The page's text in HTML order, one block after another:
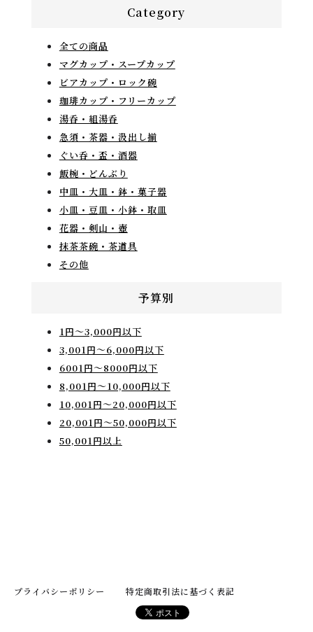
Category
全ての商品
マグカップ・スープカップ
ビアカップ・ロック碗
珈琲カップ・フリーカップ
湯呑・組湯呑
急須・茶器・汲出し揃
ぐい呑・盃・酒器
飯椀・どんぶり
中皿・大皿・鉢・菓子器
小皿・豆皿・小鉢・取皿
花器・剣山・壺
抹茶茶碗・茶道具
その他
予算別
1円〜3,000円以下
3,001円〜6,000円以下
6001円～8000円以下
8,001円〜10,000円以下
10,001円〜20,000円以下
20,001円〜50,000円以下
50,001円以上
プライバシーポリシー 特定商取引法に基づく表記